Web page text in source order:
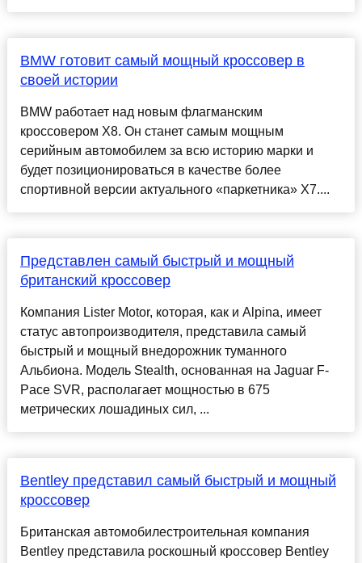
BMW готовит самый мощный кроссовер в
своей истории
BMW работает над новым флагманским
кроссовером X8. Он станет самым мощным
серийным автомобилем за всю историю марки и
будет позиционироваться в качестве более
спортивной версии актуального «паркетника» X7....
Представлен самый быстрый и мощный
британский кроссовер
Компания Lister Motor, которая, как и Alpina, имеет
статус автопроизводителя, представила самый
быстрый и мощный внедорожник туманного
Альбиона. Модель Stealth, основанная на Jaguar F-
Pace SVR, располагает мощностью в 675
метрических лошадиных сил, ...
Bentley представил самый быстрый и мощный
кроссовер
Британская автомобилестроительная компания
Bentley представила роскошный кроссовер Bentley